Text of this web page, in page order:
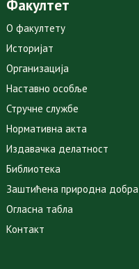
Факултет
О факултету
Историјат
Организација
Наставно особље
Стручне службе
Нормативна акта
Издавачка делатност
Библиотека
Заштићена природна добра
Огласна табла
Контакт